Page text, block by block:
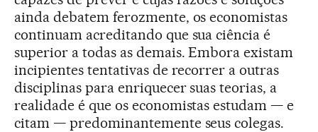
ainda debatem ferozmente, os economistas
continuam acreditando que sua ciência é
superior a todas as demais. Embora existam
incipientes tentativas de recorrer a outras
disciplinas para enriquecer suas teorias, a
realidade é que os economistas estudam — e
citam — predominantemente seus colegas.